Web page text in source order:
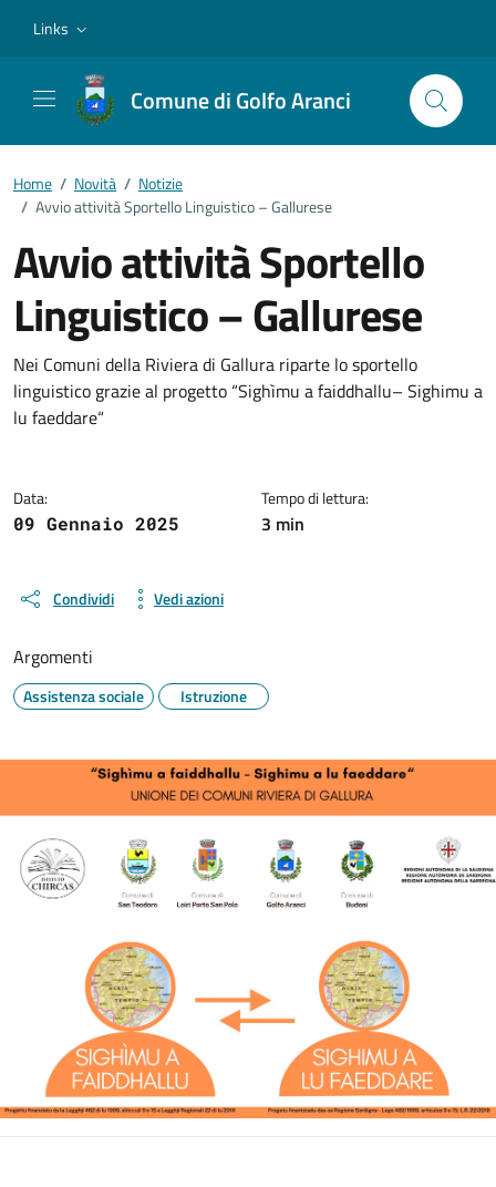
Links
Comune di Golfo Aranci
Home / Novità / Notizie
/ Avvio attività Sportello Linguistico – Gallurese
Avvio attività Sportello
Linguistico – Gallurese
Dettagli della notizia
Nei Comuni della Riviera di Gallura riparte lo sportello
linguistico grazie al progetto “Sighìmu a faiddhallu– Sighimu a
lu faeddare“
Data:
09 Gennaio 2025
Tempo di lettura:
3 min
Condividi Vedi azioni
Argomenti
Assistenza sociale Istruzione